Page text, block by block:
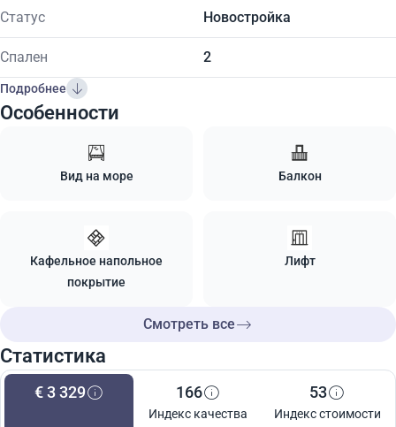
Статус Новостройка
Спален 2
Подробнее
Особенности
Вид на море Балкон
Кафельное напольное
покрытие
Лифт
Смотреть все
Статистика
€ 3 329 166
Индекс качества
53
Индекс стоимости